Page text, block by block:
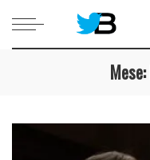
Mese: